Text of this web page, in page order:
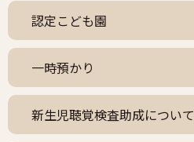
認定こども園
一時預かり
新生児聴覚検査助成について